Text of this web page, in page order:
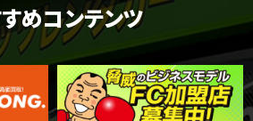
めコンテンツ